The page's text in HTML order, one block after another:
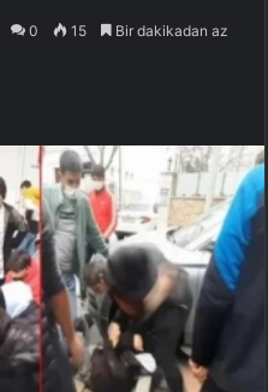
0 15 Bir dakikadan az